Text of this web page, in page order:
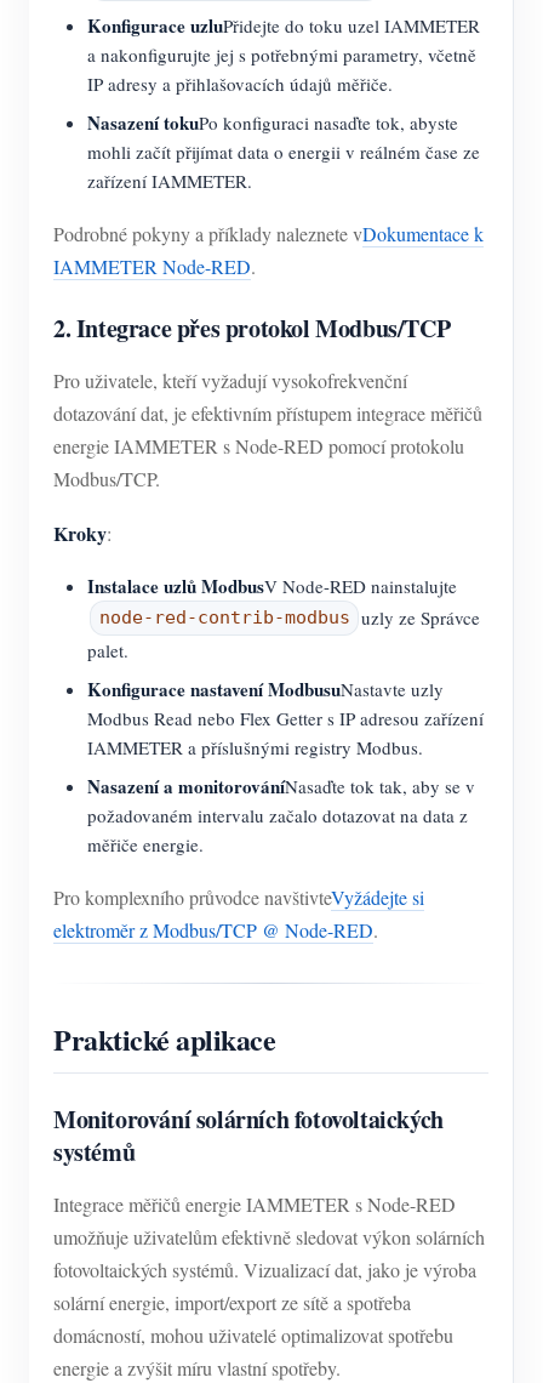
Konfigurace uzluPřidejte do toku uzel IAMMETER
a nakonfigurujte jej s potřebnými parametry, včetně
IP adresy a přihlašovacích údajů měřiče.
Nasazení tokuPo konfiguraci nasaďte tok, abyste
mohli začít přijímat data o energii v reálném čase ze
zařízení IAMMETER.
Podrobné pokyny a příklady naleznete vDokumentace k
IAMMETER Node-RED.
2. Integrace přes protokol Modbus/TCP
Pro uživatele, kteří vyžadují vysokofrekvenční
dotazování dat, je efektivním přístupem integrace měřičů
energie IAMMETER s Node-RED pomocí protokolu
Modbus/TCP.
Kroky:
Instalace uzlů ModbusV Node-RED nainstalujte
node-red-contrib-modbus uzly ze Správce
palet.
Konfigurace nastavení ModbusuNastavte uzly
Modbus Read nebo Flex Getter s IP adresou zařízení
IAMMETER a příslušnými registry Modbus.
Nasazení a monitorováníNasaďte tok tak, aby se v
požadovaném intervalu začalo dotazovat na data z
měřiče energie.
Pro komplexního průvodce navštivteVyžádejte si
elektroměr z Modbus/TCP @ Node-RED.
Praktické aplikace
Monitorování solárních fotovoltaických
systémů
Integrace měřičů energie IAMMETER s Node-RED
umožňuje uživatelům efektivně sledovat výkon solárních
fotovoltaických systémů. Vizualizací dat, jako je výroba
solární energie, import/export ze sítě a spotřeba
domácností, mohou uživatelé optimalizovat spotřebu
energie a zvýšit míru vlastní spotřeby.